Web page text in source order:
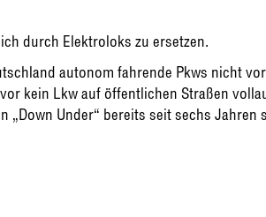
durch Elektroloks zu ersetzen.
autonom fahrende Pkws nicht
kein Lkw auf öffentlichen Straßen
„Down Under“ bereits seit sechs